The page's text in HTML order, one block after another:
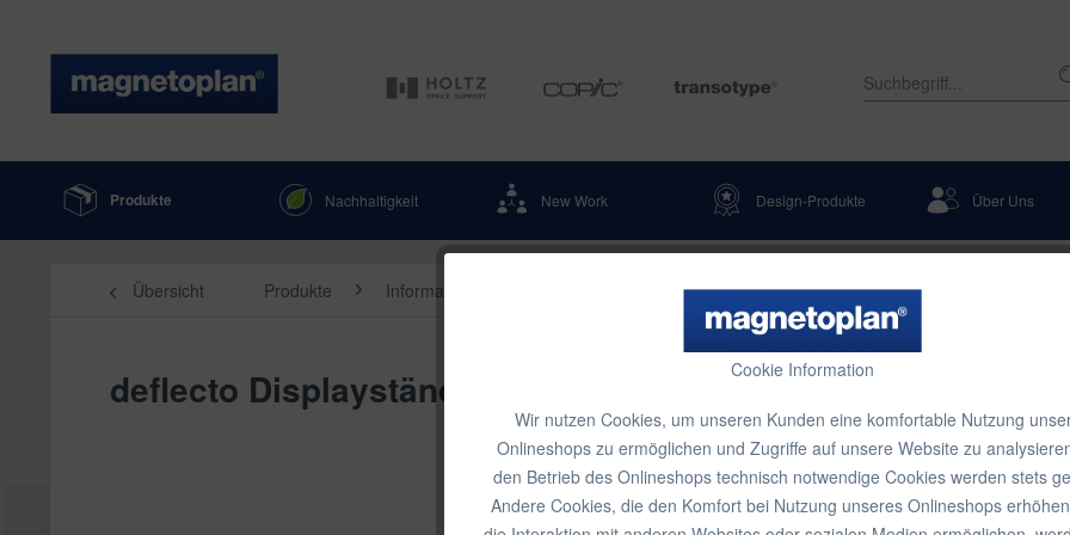
Produkte Nachhaltigkeit New Work Design-Produkte Über Uns
Cookie Information
Wir nutzen Cookies, um unseren Kunden eine komfortable Nutzung
Onlineshops zu ermöglichen und Zugriffe auf unsere Website zu
den Betrieb des Onlineshops technisch notwendige Cookies werden stets
Andere Cookies, die den Komfort bei Nutzung unseres Onlineshops
Übersicht Produkte Information, Präsentation & Lagerkennzeichnung Tischaufsteller
deflecto Displayständer Acryl
22,49
Inhalt:1 Stück